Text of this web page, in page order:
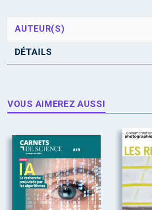
AUTEUR(S)
DÉTAILS
VOUS AIMEREZ AUSSI